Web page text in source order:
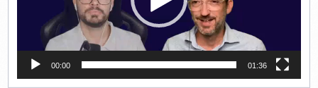
00:00 01:36